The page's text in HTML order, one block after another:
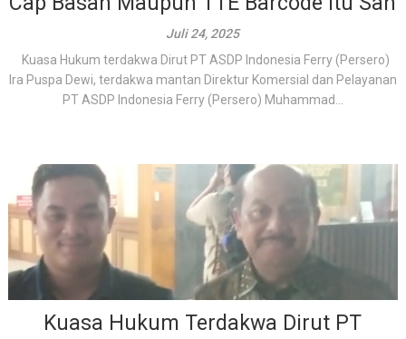
Juli 24, 2025
Kuasa Hukum terdakwa Dirut PT ASDP Indonesia Ferry (Persero)
Ira Puspa Dewi, terdakwa mantan Direktur Komersial dan Pelayanan
PT ASDP Indonesia Ferry (Persero) Muhammad...
Kuasa Hukum Terdakwa Dirut PT